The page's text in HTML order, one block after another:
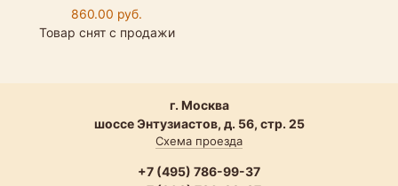
860.00 руб.
Товар снят с продажи
г. Москва
шоссе Энтузиастов, д. 56, стр. 25
Схема проезда
+7 (495) 786-99-37